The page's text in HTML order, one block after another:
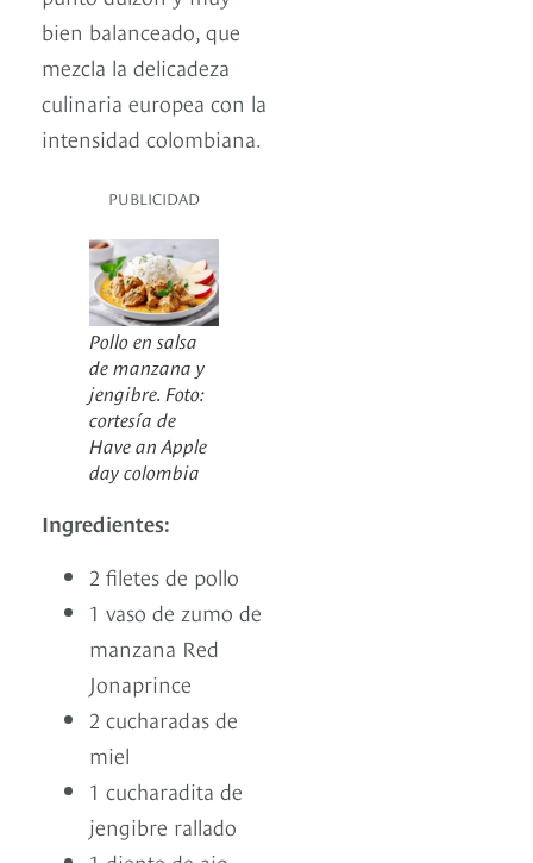
bien balanceado, que
mezcla la delicadeza
culinaria europea con la
intensidad colombiana.
PUBLICIDAD
Pollo en salsa
de manzana y
jengibre. Foto:
cortesía de
Have an Apple
day colombia
Ingredientes:
2 filetes de pollo
1 vaso de zumo de
manzana Red
Jonaprince
2 cucharadas de
miel
1 cucharadita de
jengibre rallado